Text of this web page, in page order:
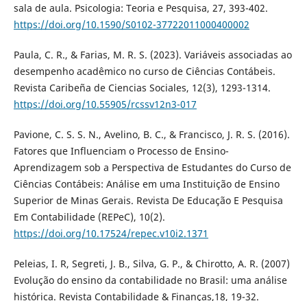
sala de aula. Psicologia: Teoria e Pesquisa, 27, 393-402.
https://doi.org/10.1590/S0102-37722011000400002
Paula, C. R., & Farias, M. R. S. (2023). Variáveis associadas ao
desempenho acadêmico no curso de Ciências Contábeis.
Revista Caribeña de Ciencias Sociales, 12(3), 1293-1314.
https://doi.org/10.55905/rcssv12n3-017
Pavione, C. S. S. N., Avelino, B. C., & Francisco, J. R. S. (2016).
Fatores que Influenciam o Processo de Ensino-
Aprendizagem sob a Perspectiva de Estudantes do Curso de
Ciências Contábeis: Análise em uma Instituição de Ensino
Superior de Minas Gerais. Revista De Educação E Pesquisa
Em Contabilidade (REPeC), 10(2).
https://doi.org/10.17524/repec.v10i2.1371
Peleias, I. R, Segreti, J. B., Silva, G. P., & Chirotto, A. R. (2007)
Evolução do ensino da contabilidade no Brasil: uma análise
histórica. Revista Contabilidade & Finanças,18, 19-32.